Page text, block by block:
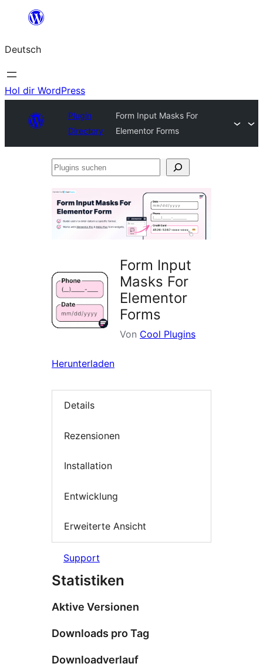
springen
Deutsch
Hol dir WordPress
Plugin
Directory
Form Input Masks For
Elementor Forms
Plugins
Form Input
Masks For
Elementor
Forms
Von Cool Plugins
Herunterladen
Details
Rezensionen
Installation
Entwicklung
Erweiterte Ansicht
Support
Statistiken
Aktive Versionen
Downloads pro Tag
Downloadverlauf